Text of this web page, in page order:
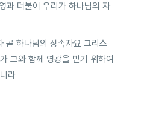
과 더불어 우리가 하나님의 자
곧 하나님의 상속자요 그리스
그와 함께 영광을 받기 위하여
라